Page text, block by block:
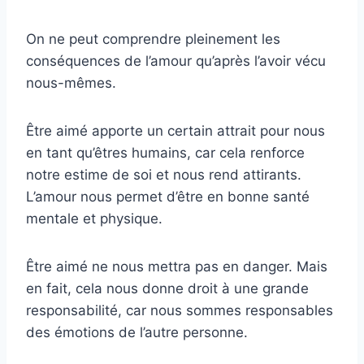
On ne peut comprendre pleinement les
conséquences de l’amour qu’après l’avoir vécu
nous-mêmes.
Être aimé apporte un certain attrait pour nous
en tant qu’êtres humains, car cela renforce
notre estime de soi et nous rend attirants.
L’amour nous permet d’être en bonne santé
mentale et physique.
Être aimé ne nous mettra pas en danger. Mais
en fait, cela nous donne droit à une grande
responsabilité, car nous sommes responsables
des émotions de l’autre personne.